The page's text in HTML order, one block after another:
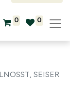
0 0
SEISER